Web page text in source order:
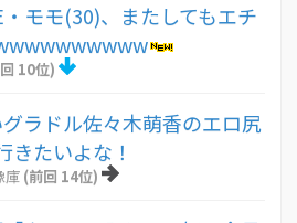
・モモ(30)、またしてもエチ
10位)
ラドル佐々木萌香のエロ尻
きたいよな！
庫 (前回 14位)